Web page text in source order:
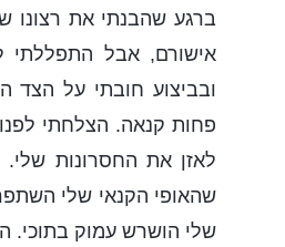
ברגע שהבנתי את רצונו
אישורם, אבל התפללתי
ובביצוע חובתי על הצד
פחות קנאה. הצלחתי
לאזן את החסרונות
שהאופי הקנאי שלי
שלי הושרש עמוק בתוכי.